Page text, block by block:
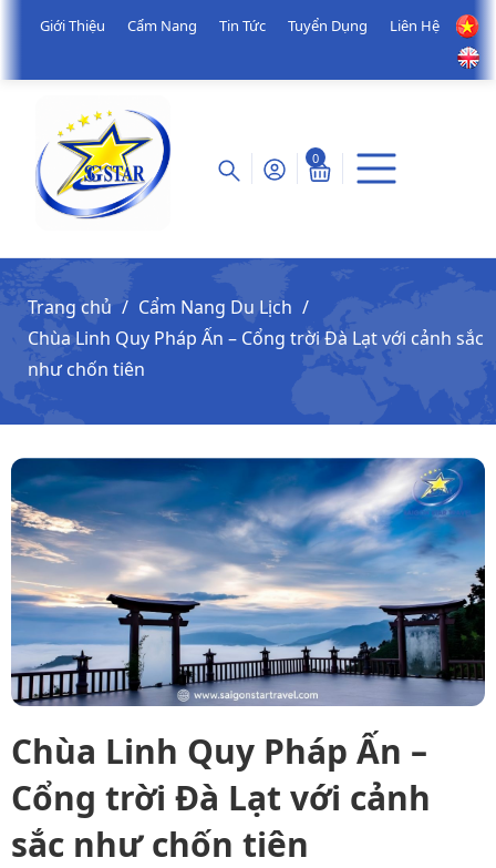
Giới Thiệu Cẩm Nang Tin Tức Tuyển Dụng Liên Hệ
0
Trang chủ
Cẩm Nang Du Lịch
Chùa Linh Quy Pháp Ấn – Cổng trời Đà Lạt với cảnh sắc
như chốn tiên
Chùa Linh Quy Pháp Ấn –
Cổng trời Đà Lạt với cảnh
sắc như chốn tiên